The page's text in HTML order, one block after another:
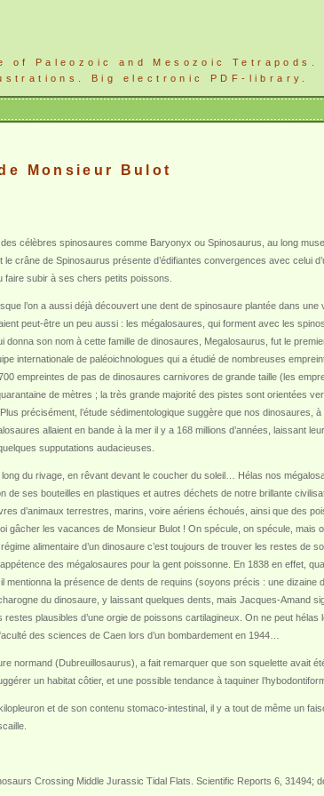
of Paleozoic and Mesozoic Tetrapods.
Big electronic PDF-library.
Monsieur Bulot
célèbres spinosaures comme Baryonyx ou Spinosaurus, au long
crâne de Spinosaurus présente d’édifiantes convergences avec celui
subir à ses chers petits poissons.
l’on a aussi déjà découvert une dent de spinosaure plantée dans
peut-être un peu aussi : les mégalosaures, qui forment avec les
son nom à cette famille de dinosaures, Megalosaurus, fut le
internationale de paléoichnologues qui a étudié de nombreuses
empreintes de pas de dinosaures carnivores de grande taille (les
de mètres ; la très grande majorité des pistes sont orientées
précisément, l’étude sédimentologique suggère que nos dinosaures,
allaient en bande à la mer il y a 168 millions d’années, laissant
supputations audacieuses.
du rivage, en rêvant devant le coucher du soleil… Hélas nos
de ses bouteilles en plastiques et autres déchets de notre brillante
d’animaux terrestres, marins, voire aériens échoués, ainsi que des
les vacances de Monsieur Bulot ! On spécule, on spécule, mais
alimentaire d’un dinosaure c’est toujours de trouver les restes de
des mégalosaures pour la gent poissonne. En 1838 en effet,
mentionna la présence de dents de requins (soyons précis : une
du dinosaure, y laissant quelques dents, mais Jacques-Amand
plausibles d’une orgie de poissons cartilagineux. On ne peut hélas
des sciences de Caen lors d’un bombardement en 1944…
normand (Dubreuillosaurus), a fait remarquer que son squelette avait
un habitat côtier, et une possible tendance à taquiner
et de son contenu stomaco-intestinal, il y a tout de même un
Crossing Middle Jurassic Tidal Flats. Scientific Reports 6, 31494;